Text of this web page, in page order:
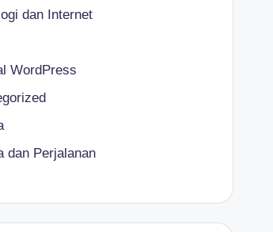
dan Internet
WordPress
dan Perjalanan